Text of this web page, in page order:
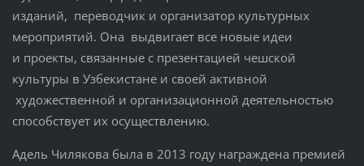
изданий, переводчик и организатор культурных
мероприятий. Она выдвигает все новые идеи
и проекты, связанные с презентацией чешской
культуры в Узбекистане и своей активной
художественной и организационной деятельностью
способствует их осуществлению.
Адель Чилякова была в 2013 году награждена премией